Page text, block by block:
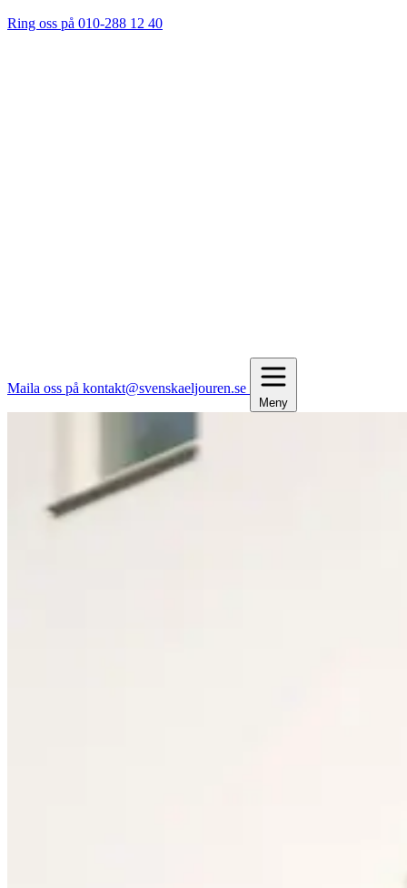
Ring oss på 010-288 12 40
Maila oss på kontakt@svenskaeljouren.se
Meny